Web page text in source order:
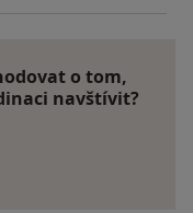
o tom,
navštívit?